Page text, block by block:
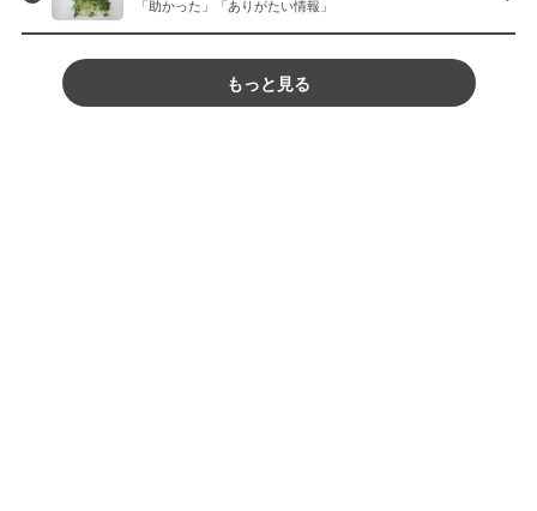
「助かった」「ありがたい情報」
もっと見る